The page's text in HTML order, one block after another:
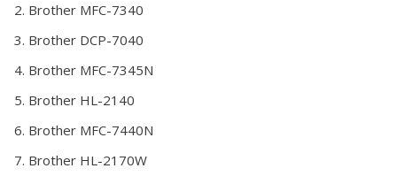
Brother MFC-7340
Brother DCP-7040
Brother MFC-7345N
Brother HL-2140
Brother MFC-7440N
Brother HL-2170W